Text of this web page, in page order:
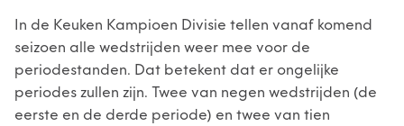
In de Keuken Kampioen Divisie tellen vanaf komend
seizoen alle wedstrijden weer mee voor de
periodestanden. Dat betekent dat er ongelijke
periodes zullen zijn. Twee van negen wedstrijden (de
eerste en de derde periode) en twee van tien